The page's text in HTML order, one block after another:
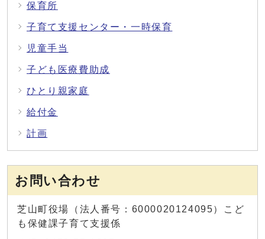
保育所
子育て支援センター・一時保育
児童手当
子ども医療費助成
ひとり親家庭
給付金
計画
お問い合わせ
芝山町役場（法人番号：6000020124095）こど
も保健課子育て支援係